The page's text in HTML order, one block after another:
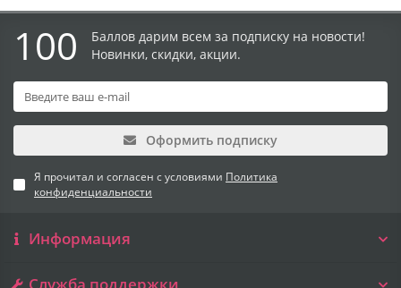
100
Баллов дарим всем за подписку на новости!
Новинки, скидки, акции.
Оформить подписку
Я прочитал и согласен с условиями Политика
конфиденциальности
Информация